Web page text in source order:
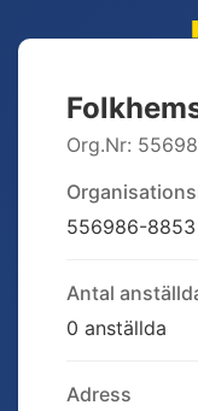
Org.Nr:
556986-8853
Antal
0 anställda
Adress